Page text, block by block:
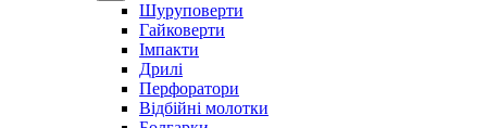
Шуруповерти
Гайковерти
Імпакти
Дрилі
Перфоратори
Відбійні молотки